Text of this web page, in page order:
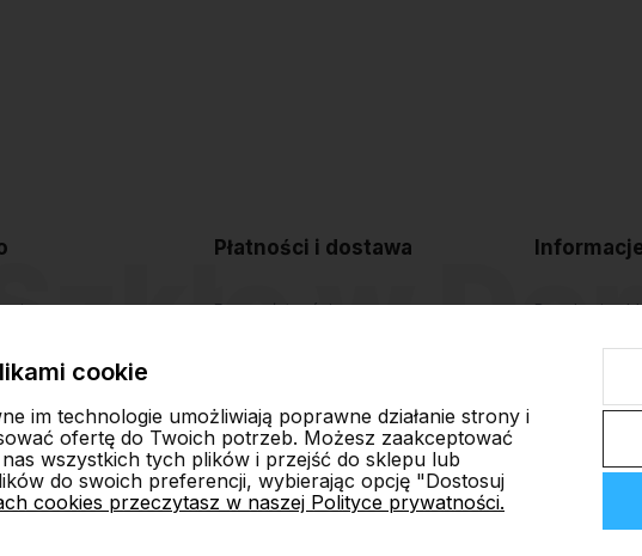
Płatności i dostawa
Formy płatności
Regulamin
Polityka
cookie
im technologie umożliwiają poprawne działanie strony i
ofertę do Twoich potrzeb. Możesz zaakceptować
wszystkich tych plików i przejść do sklepu lub
do swoich preferencji, wybierając opcję "Dostosuj
cookies przeczytasz w naszej Polityce prywatności.